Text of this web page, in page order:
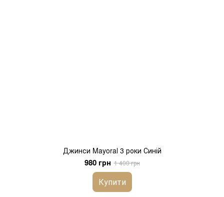
Джинси Mayoral 3 роки Синій
980 грн 1 400 грн
Купити